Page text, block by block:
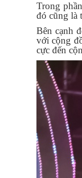
Trong
đó cũng là
Bên cạnh
với cộng
cực đến